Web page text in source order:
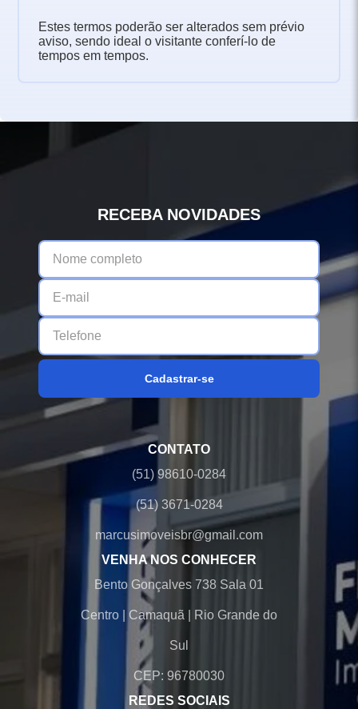
Estes termos poderão ser alterados sem prévio
aviso, sendo ideal o visitante conferí-lo de
tempos em tempos.
RECEBA NOVIDADES
Cadastrar-se
CONTATO
(51) 98610-0284
(51) 3671-0284
marcusimoveisbr@gmail.com
VENHA NOS CONHECER
Bento Gonçalves 738 Sala 01
Centro Camaquã Rio Grande do
Sul
CEP: 96780030
REDES SOCIAIS